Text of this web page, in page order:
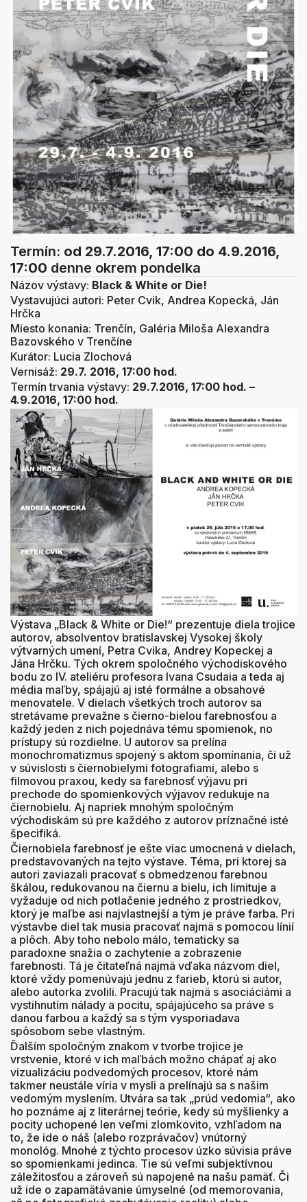
Termín: od 29.7.2016, 17:00 do 4.9.2016,
17:00 denne okrem pondelka
Názov výstavy: Black & White or Die!
Vystavujúci autori: Peter Cvik, Andrea Kopecká, Ján
Hrčka
Miesto konania: Trenčín, Galéria Miloša Alexandra
Bazovského v Trenčíne
Kurátor: Lucia Zlochová
Vernisáž: 29.7. 2016, 17:00 hod.
Termín trvania výstavy: 29.7.2016, 17:00 hod. –
4.9.2016, 17:00 hod.
Výstava „Black & White or Die!“ prezentuje diela trojice
autorov, absolventov bratislavskej Vysokej školy
výtvarných umení, Petra Cvika, Andrey Kopeckej a
Jána Hrčku. Tých okrem spoločného východiskového
bodu zo IV. ateliéru profesora Ivana Csudaia a teda aj
média maľby, spájajú aj isté formálne a obsahové
menovatele. V dielach všetkých troch autorov sa
stretávame prevažne s čierno-bielou farebnosťou a
každý jeden z nich pojednáva tému spomienok, no
prístupy sú rozdielne. U autorov sa prelína
monochromatizmus spojený s aktom spomínania, či už
v súvislosti s čiernobielymi fotografiami, alebo s
filmovou praxou, kedy sa farebnosť výjavu pri
prechode do spomienkových výjavov redukuje na
čiernobielu. Aj napriek mnohým spoločným
východiskám sú pre každého z autorov príznačné isté
špecifiká.
Čiernobiela farebnosť je ešte viac umocnená v dielach,
predstavovaných na tejto výstave. Téma, pri ktorej sa
autori zaviazali pracovať s obmedzenou farebnou
škálou, redukovanou na čiernu a bielu, ich limituje a
vyžaduje od nich potlačenie jedného z prostriedkov,
ktorý je maľbe asi najvlastnejší a tým je práve farba. Pri
výstavbe diel tak musia pracovať najmä s pomocou línií
a plôch. Aby toho nebolo málo, tematicky sa
paradoxne snažia o zachytenie a zobrazenie
farebnosti. Tá je čitateľná najmä vďaka názvom diel,
ktoré vždy pomenúvajú jednu z farieb, ktorú si autor,
alebo autorka zvolili. Pracujú tak najmä s asociáciámi a
vystihnutím nálady a pocitu, spájajúceho sa práve s
danou farbou a každý sa s tým vysporiadava
spôsobom sebe vlastným.
Ďalším spoločným znakom v tvorbe trojice je
vrstvenie, ktoré v ich maľbách možno chápať aj ako
vizualizáciu podvedomých procesov, ktoré nám
takmer neustále víria v mysli a prelínajú sa s našim
vedomým myslením. Utvára sa tak „prúd vedomia“, ako
ho poznáme aj z literárnej teórie, kedy sú myšlienky a
pocity uchopené len veľmi zlomkovito, vzhľadom na
to, že ide o náš (alebo rozprávačov) vnútorný
monológ. Mnohé z týchto procesov úzko súvisia práve
so spomienkami jedinca. Tie sú veľmi subjektívnou
záležitosťou a zároveň sú napojené na našu pamäť. Či
už ide o zapamätávanie úmyselné (od memorovania,